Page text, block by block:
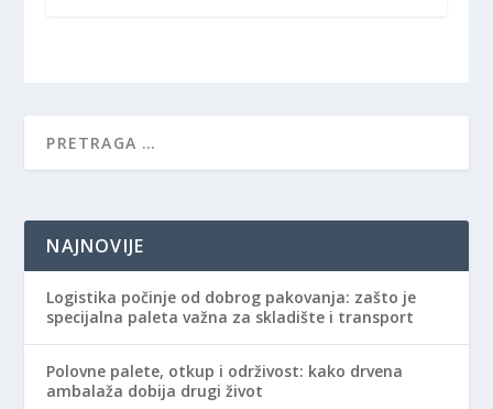
NAJNOVIJE
Logistika počinje od dobrog pakovanja: zašto je
specijalna paleta važna za skladište i transport
Polovne palete, otkup i održivost: kako drvena
ambalaža dobija drugi život